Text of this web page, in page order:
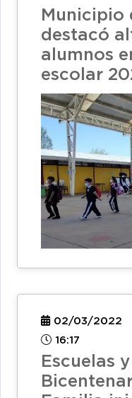
Municipio
destacó
alumnos
escolar
02/03/2022
16:17
Escuelas